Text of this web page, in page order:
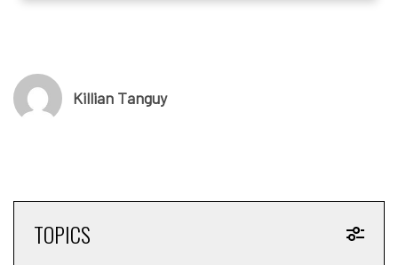
Killian Tanguy
TOPICS